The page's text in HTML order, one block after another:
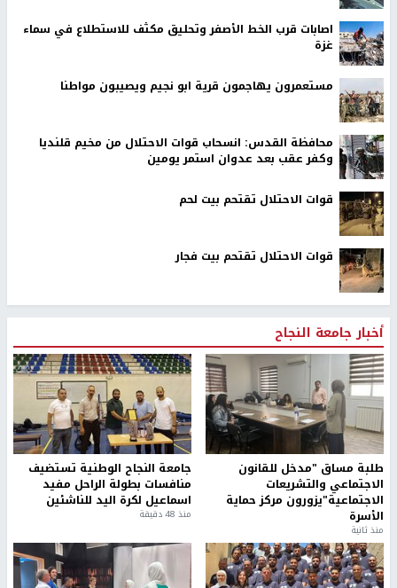
اصابات قرب الخط الأصفر وتحليق مكثف للاستطلاع في سماء
غزة
مستعمرون يهاجمون قرية ابو نجيم ويصيبون مواطنا
محافظة القدس: انسحاب قوات الاحتلال من مخيم قلنديا
وكفر عقب بعد عدوان استمر يومين
قوات الاحتلال تقتحم بيت لحم
قوات الاحتلال تقتحم بيت فجار
أخبار جامعة النجاح
طلبة مساق "مدخل للقانون
الاجتماعي والتشريعات
الاجتماعية"يزورون مركز حماية
الأسرة
منذ ثانية
جامعة النجاح الوطنية تستضيف
منافسات بطولة الراحل مفيد
اسماعيل لكرة اليد للناشئين
منذ 48 دقيقة